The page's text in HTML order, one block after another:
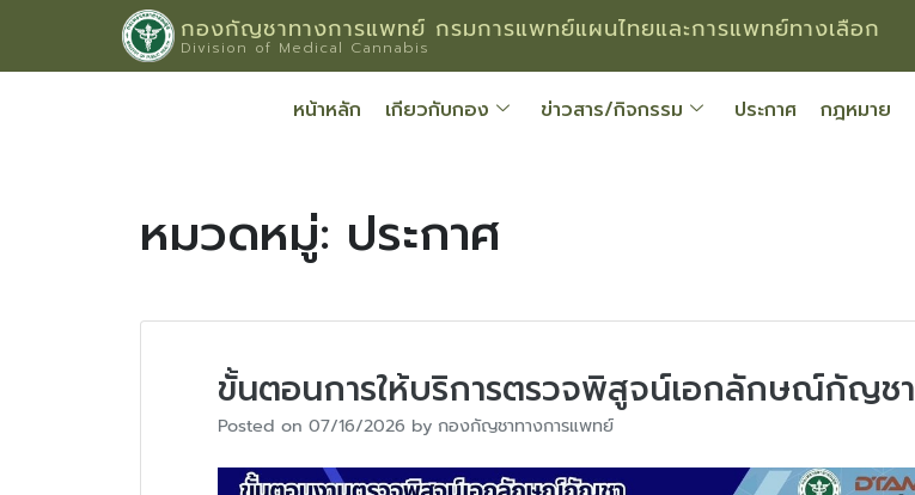
กองกัญชาทางการแพทย์ กรมการแพทย์แผนไทยและการแพทย์ทางเลือก
Division of Medical Cannabis
หน้าหลัก เกียวกับกอง ข่าวสาร/กิจกรรม ประกาศ กฎหมาย
หมวดหมู่: ประกาศ
ขั้นตอนการให้บริการตรวจพิสูจน์เอกลักษณ์กัญชา
Posted on 07/16/2026 by กองกัญชาทางการแพทย์